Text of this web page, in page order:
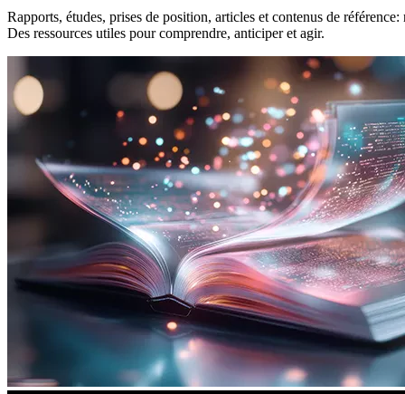
Rapports, études, prises de position, articles et contenus de
Des ressources utiles pour comprendre, anticiper et agir.